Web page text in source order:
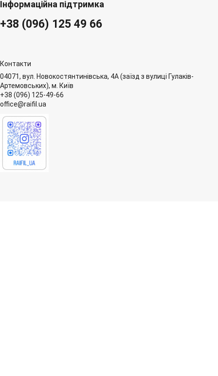
Інформаційна підтримка
+38 (096) 125 49 66
Контакти
04071, вул. Новокостянтинівська, 4А (заїзд з вулиці Гулаків-
Артемовських), м. Київ
+38 (096) 125-49-66
office@raifil.ua